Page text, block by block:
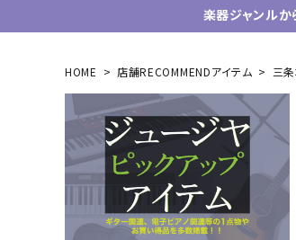
楽器ジャンルか
ギター/ベース
エレキギター
エレキベース
アコースティックギター
中古ギター・アウトレットギター
ウクレレ
ギター関連小物
アンプ
HOME 店舗RECOMMENDアイテム 三